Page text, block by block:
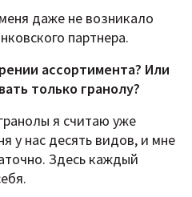
даже не возникало
партнера.
ассортимента? Или
только гранолу?
я считаю уже
у нас десять видов, и мне
Здесь каждый